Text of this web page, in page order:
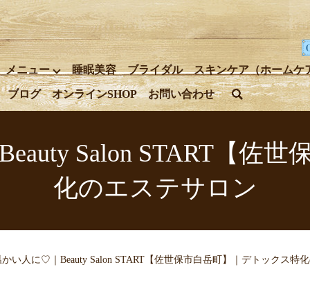
メニュー 睡眠美容 ブライダル スキンケア（ホームケ
ブログ オンラインSHOP お問い合わせ search
Salon START【佐世
化のエステサロン
い人に♡｜Beauty Salon START【佐世保市白岳町】｜デトックス特